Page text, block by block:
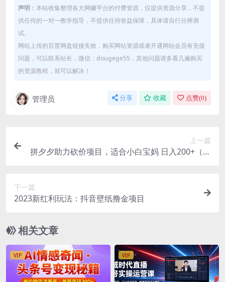
声明： 本站收集整理各大网赚平台的付费资源，仅提供资源分享，不提
供任何的一对一教学指导，不提供任何收益保障，具体请自行分辨测
试。
网站上传的百度网盘链接失效，购买网站资源或者开通网站会员有充值
问题，可以联系站长，微信：dougege55，其他问题请多看几遍购买
的资源教程，就可以解决！
管理员 分享 收藏 点赞(0)
上一篇
拼夕夕助力砍价项目，适合小白宝妈 日入200+（保
下一篇
2023新红利玩法：抖音壁纸撸金项目
相关文章
VIP VIP